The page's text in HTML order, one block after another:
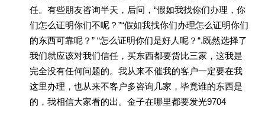
任。有些朋友咨询半天，后问，“假如我找你们办理，你
们怎么证明你们不呢？”“假如我找你们办理怎么证明你们
的东西可靠呢？” “怎么证明你们是好人呢？“.既然选择了
我们就应该对我们信任，买东西都要货比三家，这我是
完全没有任何问题的。我从来不催我的客户一定要在我
这里办理，也从来不客户多咨询几家，毕竟谁的东西是
的，我相信大家看的出。金子在哪里都要发光9704